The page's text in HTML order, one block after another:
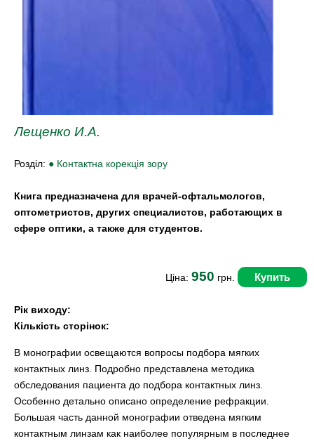
Лещенко И.А.
Розділ: ● Контактна корекція зору
Книга предназначена для врачей-офтальмологов,
оптометристов, других специалистов, работающих в
сфере оптики, а также для студентов.
Ціна: 950 грн. Купить
Рік виходу:
Кількість сторінок:
В монографии освещаются вопросы подбора мягких
контактных линз. Подробно представлена методика
обследования пациента до подбора контактных линз.
Особенно детально описано определение рефракции.
Большая часть данной монографии отведена мягким
контактным линзам как наиболее популярным в последнее